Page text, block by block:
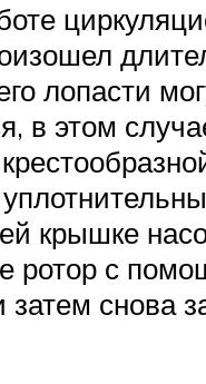
лопасти
в этом
крышке
ротор с
затем снова